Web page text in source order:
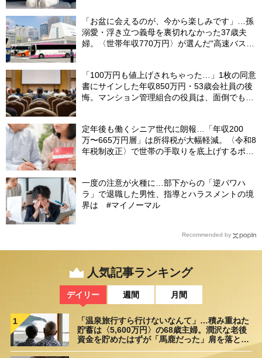
「お盆に会えるのが、今から楽しみです」…孫
溺愛・浮き立つ義母を裏切れなかった37歳夫
婦。〈世帯年収770万円〉が選んだ“高速バス帰
「100万円も値上げされちゃった…」1枚の同意
書にサインした年収850万円・53歳会社員の後
悔。マンション管理組合の役員は、面倒でも自
定年後も働くシニア世代に朗報…「年収200
万〜665万円層」は所得税が大幅軽減。〈令和8
年税制改正〉で世帯の手取りを底上げするポイ
一度の注意が火種に…部下からの「逆パワハ
ラ」で退職した男性、指導とハラスメントの境
界は #マイノーマル
Recommended by
人気記事ランキング
デイリー 週間 月間
1
「温泉旅行すら行けないなんて」…積み重ねた
貯蓄は〈5,600万円〉の68歳主婦。潤沢な老後
資金を貯めたはずが「馬鹿だった」肩を落とす
理由